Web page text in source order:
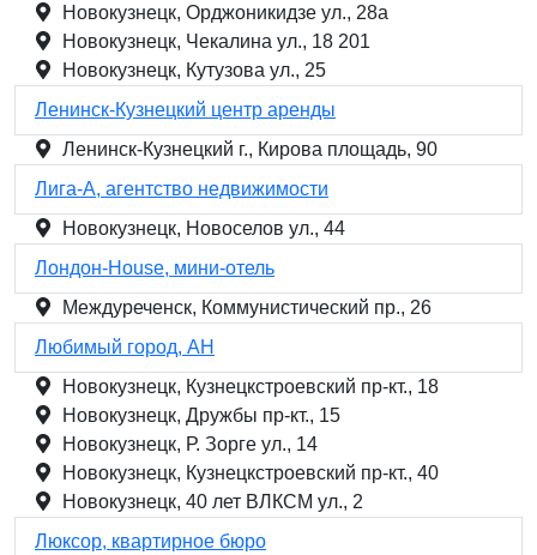
Новокузнецк, Орджоникидзе ул., 28а
Новокузнецк, Чекалина ул., 18 201
Новокузнецк, Кутузова ул., 25
Ленинск-Кузнецкий центр аренды
Ленинск-Кузнецкий г., Кирова площадь, 90
Лига-А, агентство недвижимости
Новокузнецк, Новоселов ул., 44
Лондон-House, мини-отель
Междуреченск, Коммунистический пр., 26
Любимый город, АН
Новокузнецк, Кузнецкстроевский пр-кт., 18
Новокузнецк, Дружбы пр-кт., 15
Новокузнецк, Р. Зорге ул., 14
Новокузнецк, Кузнецкстроевский пр-кт., 40
Новокузнецк, 40 лет ВЛКСМ ул., 2
Люксор, квартирное бюро